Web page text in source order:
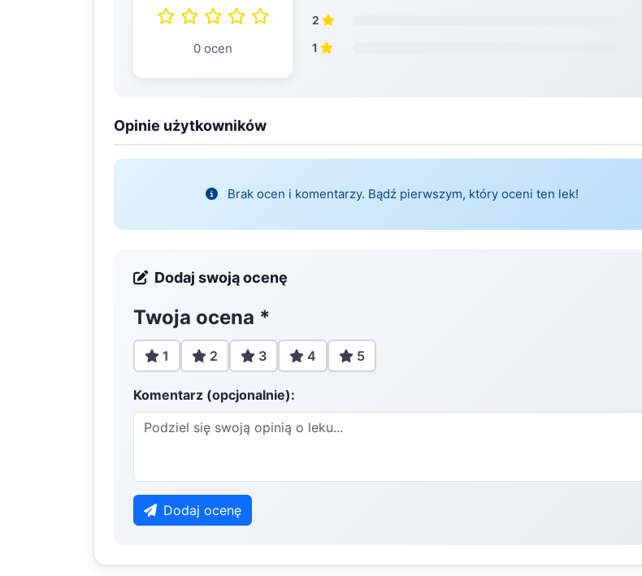
0 ocen
2
1
Opinie użytkowników
Brak ocen i komentarzy. Bądź pierwszym, który oceni ten lek!
Dodaj swoją ocenę
Twoja ocena *
1 2 3 4 5
Komentarz (opcjonalnie):
Dodaj ocenę